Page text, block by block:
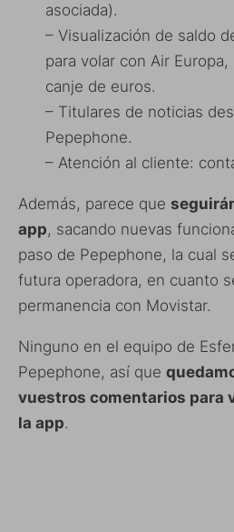
asociada).
– Visualización de saldo
para volar con Air
canje de euros.
– Titulares de noticias
Pepephone.
– Atención al cliente:
Además, parece que
app, sacando nuevas
paso de Pepephone, la cual
futura operadora, en cuanto
permanencia con Movistar.
Ninguno en el equipo de
Pepephone, así que
vuestros comentarios para
la app.